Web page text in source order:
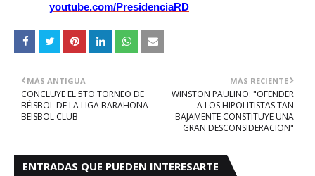
youtube.com/PresidenciaRD
MÁS RECIENTE
WINSTON PAULINO: "OFENDER
A LOS HIPOLITISTAS TAN
BAJAMENTE CONSTITUYE UNA
GRAN DESCONSIDERACION"
MÁS ANTIGUA
CONCLUYE EL 5TO TORNEO DE
BÉISBOL DE LA LIGA BARAHONA
BEISBOL CLUB
ENTRADAS QUE PUEDEN INTERESARTE